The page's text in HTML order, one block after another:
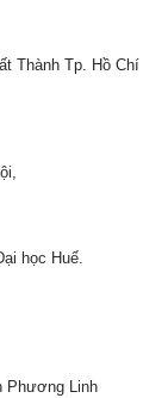
Thành Tp. Hồ Chí
học Huế.
Phương Linh